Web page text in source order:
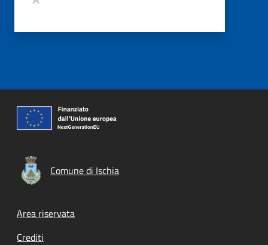
Comune di Ischia
Footer menu
Area riservata
Crediti